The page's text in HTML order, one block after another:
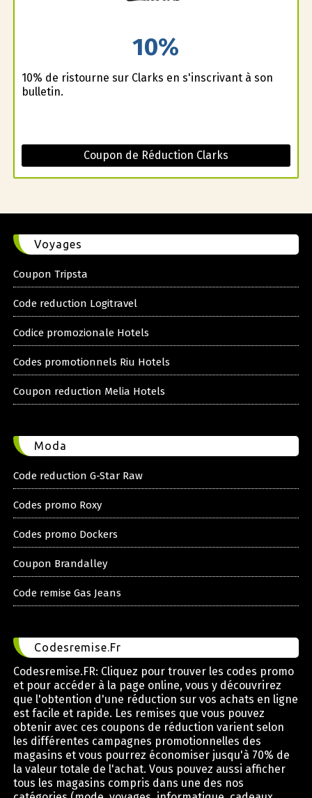
10%
10% de ristourne sur Clarks en s'inscrivant à son
bulletin.
Coupon de Réduction Clarks
Voyages
Coupon Tripsta
Code reduction Logitravel
Codice promozionale Hotels
Codes promotionnels Riu Hotels
Coupon reduction Melia Hotels
Moda
Code reduction G-Star Raw
Codes promo Roxy
Codes promo Dockers
Coupon Brandalley
Code remise Gas Jeans
Codesremise.Fr
Codesremise.FR: Cliquez pour trouver les codes promo
et pour accéder à la page online, vous y découvrirez
que l'obtention d'une réduction sur vos achats en ligne
est facile et rapide. Les remises que vous pouvez
obtenir avec ces coupons de réduction varient selon
les différentes campagnes promotionnelles des
magasins et vous pourrez économiser jusqu'à 70% de
la valeur totale de l'achat. Vous pouvez aussi afficher
tous les magasins compris dans une des nos